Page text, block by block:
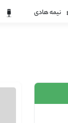
نیمه هادی